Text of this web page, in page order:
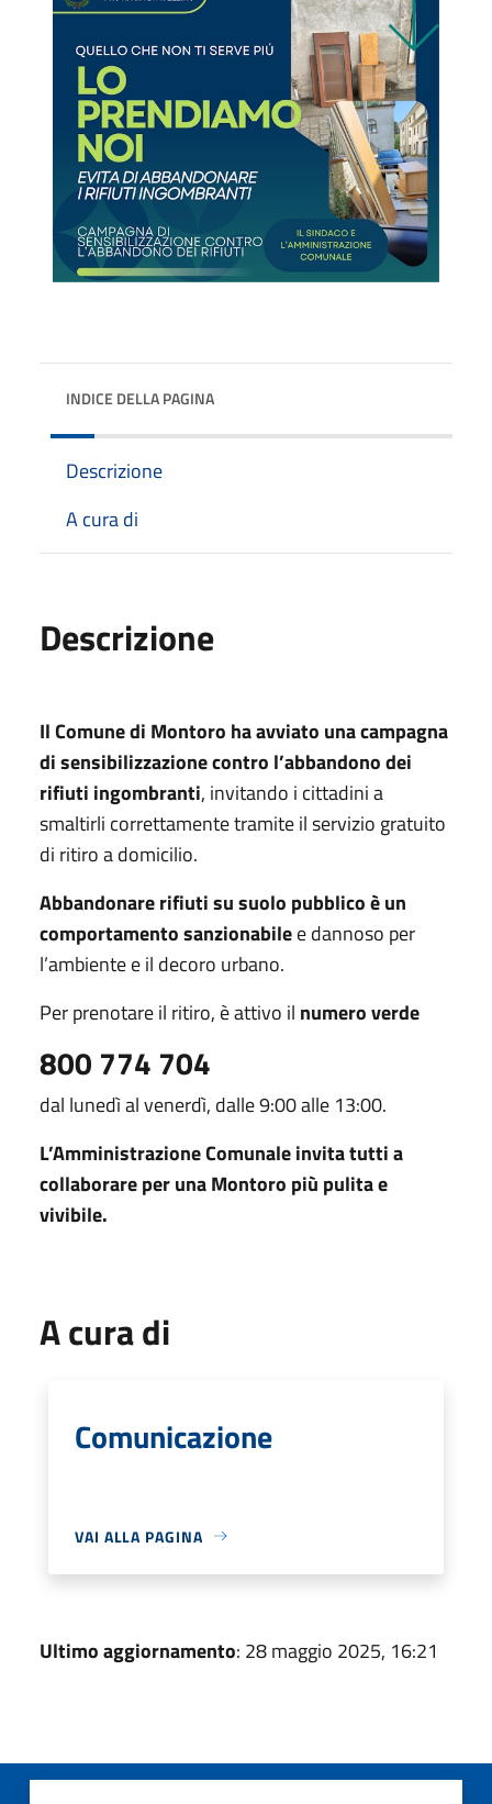
INDICE DELLA PAGINA
Descrizione
A cura di
Descrizione
Il Comune di Montoro ha avviato una campagna
di sensibilizzazione contro l’abbandono dei
rifiuti ingombranti, invitando i cittadini a
smaltirli correttamente tramite il servizio gratuito
di ritiro a domicilio.
Abbandonare rifiuti su suolo pubblico è un
comportamento sanzionabilee dannoso per
l’ambiente e il decoro urbano.
Per prenotare il ritiro, è attivo il numero verde
800 774 704
dal lunedì al venerdì, dalle 9:00 alle 13:00.
L’Amministrazione Comunale invita tutti a
collaborare per una Montoro più pulita e
vivibile.
A cura di
Comunicazione
VAI ALLA PAGINA
Ultimo aggiornamento: 28 maggio 2025, 16:21